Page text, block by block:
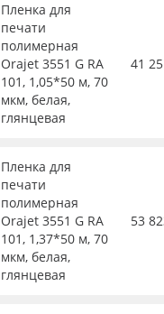
Пленка для
печати
полимерная
Orajet 3551 G RA
101, 1,05*50 м, 70
мкм, белая,
глянцевая
41
Пленка для
печати
полимерная
Orajet 3551 G RA
101, 1,37*50 м, 70
мкм, белая,
глянцевая
53